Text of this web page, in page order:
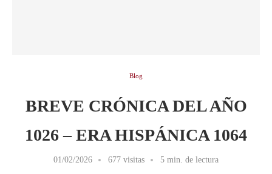
Blog
BREVE CRÓNICA DEL AÑO
1026 – ERA HISPÁNICA 1064
01/02/2026 677 visitas 5 min. de lectura